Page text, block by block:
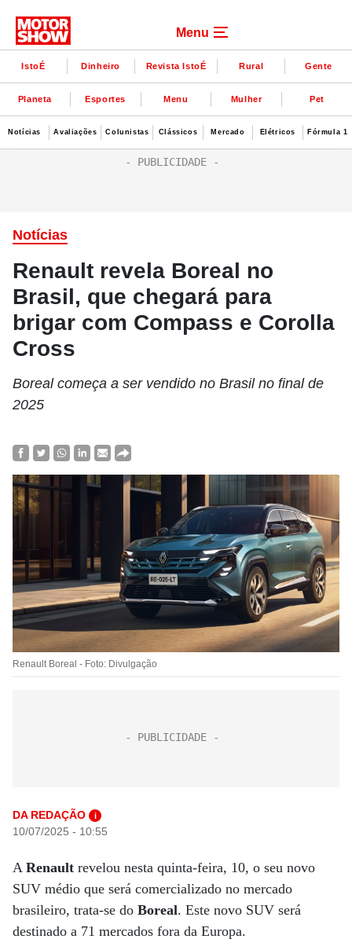
Menu
IstoÉ Dinheiro Revista IstoÉ Rural Gente
Planeta Esportes Menu Mulher Pet
Notícias Avaliações Colunistas Clássicos Mercado Elétricos Fórmula 1
Notícias
Renault revela Boreal no
Brasil, que chegará para
brigar com Compass e Corolla
Cross
Boreal começa a ser vendido no Brasil no final de
2025
Renault Boreal - Foto: Divulgação
DA REDAÇÃO i
10/07/2025 - 10:55
A Renault revelou nesta quinta-feira, 10, o seu novo
SUV médio que será comercializado no mercado
brasileiro, trata-se do Boreal. Este novo SUV será
destinado a 71 mercados fora da Europa.